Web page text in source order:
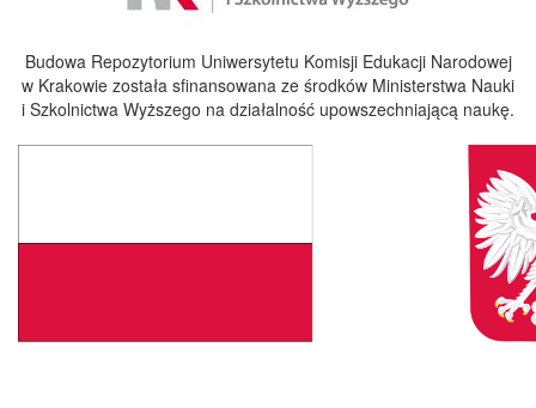
Budowa Repozytorium Uniwersytetu Komisji Edukacji Narodowej
w Krakowie została sfinansowana ze środków Ministerstwa Nauki
i Szkolnictwa Wyższego na działalność upowszechniającą naukę.